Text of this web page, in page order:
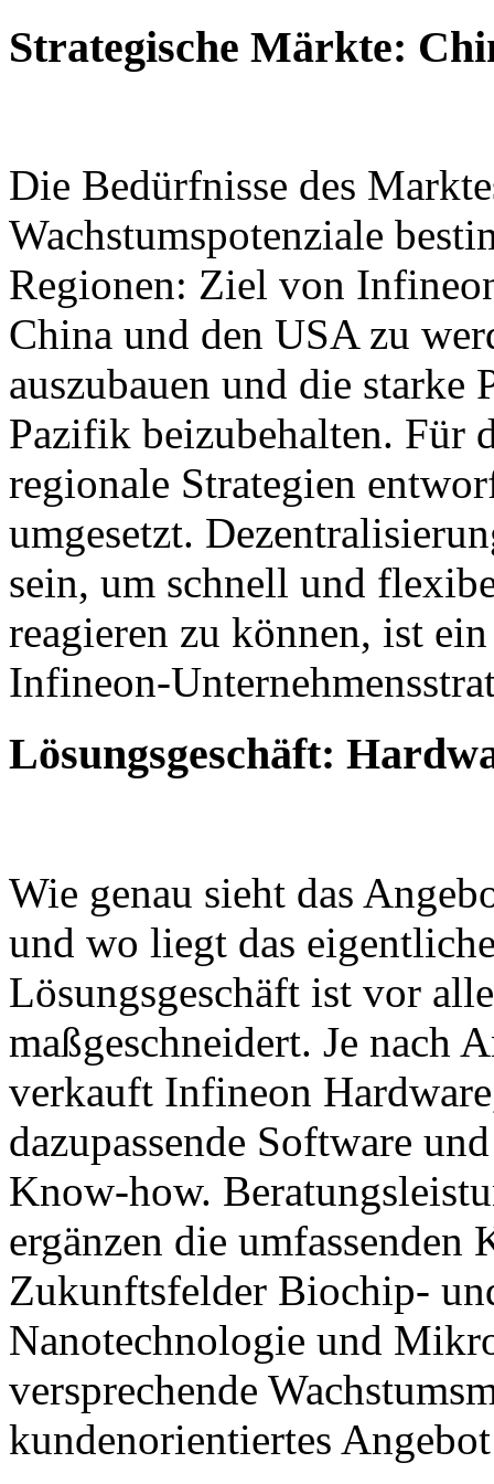
Strategische Märkte:
Die Bedürfnisse des
Wachstumspotenziale
Regionen: Ziel von
China und den USA zu
auszubauen und die starke
Pazifik beizubehalten. Für
regionale Strategien
umgesetzt.
sein, um schnell und
reagieren zu können, ist
Infineon-
Lösungsgeschäft:
Wie genau sieht das
und wo liegt das
Lösungsgeschäft ist vor
maßgeschneidert. Je nach
verkauft Infineon
dazupassende Software
Know-how.
ergänzen die umfassenden
Zukunftsfelder Biochip-
Nanotechnologie und
versprechende
kundenorientiertes